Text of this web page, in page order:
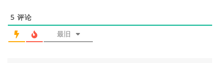
5 评论
最旧